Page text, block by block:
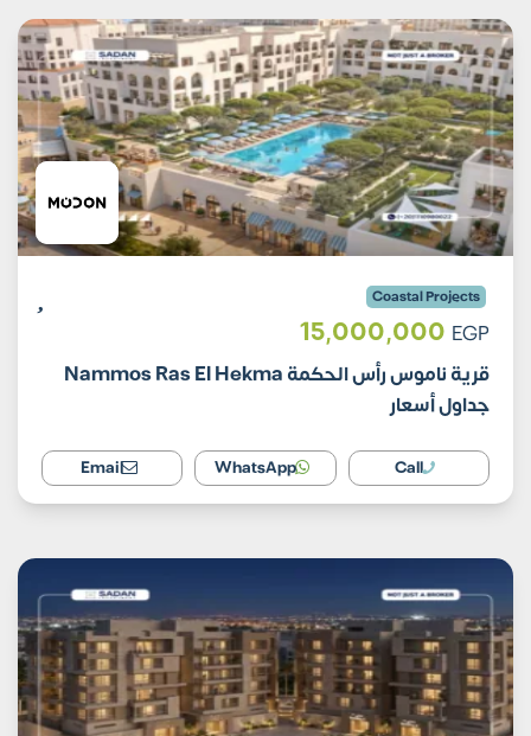
Coastal Projects
15,000,000 EGP
قرية ناموس رأس الحكمة Nammos Ras El Hekma
جداول أسعار
Call
WhatsApp
Email